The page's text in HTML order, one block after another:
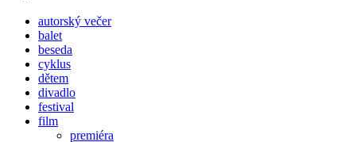
autorský večer
balet
beseda
cyklus
dětem
divadlo
festival
film
premiéra